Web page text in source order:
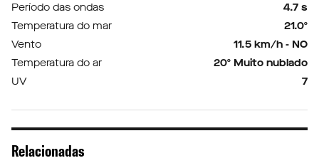
Período das ondas
4.7 s
Temperatura do mar
21.0º
Vento
11.5 km/h - NO
Temperatura do ar
20º Muito nublado
UV
7
Relacionadas